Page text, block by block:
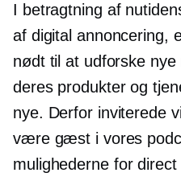
I betragtning af
af digital annoncering,
nødt til at udforske
deres produkter og
nye. Derfor inviterede
være gæst i vores
mulighederne for